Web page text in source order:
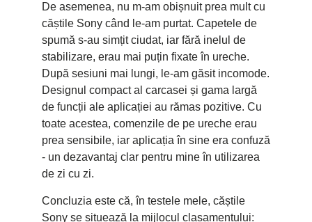
De asemenea, nu m-am obișnuit prea mult cu
căștile Sony când le-am purtat. Capetele de
spumă s-au simțit ciudat, iar fără inelul de
stabilizare, erau mai puțin fixate în ureche.
După sesiuni mai lungi, le-am găsit incomode.
Designul compact al carcasei și gama largă
de funcții ale aplicației au rămas pozitive. Cu
toate acestea, comenzile de pe ureche erau
prea sensibile, iar aplicația în sine era confuză
- un dezavantaj clar pentru mine în utilizarea
de zi cu zi.
Concluzia este că, în testele mele, căștile
Sony se situează la mijlocul clasamentului: